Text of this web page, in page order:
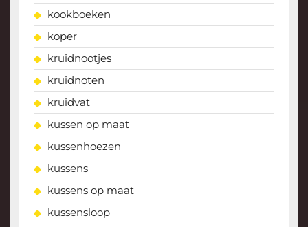
kookboeken
koper
kruidnootjes
kruidnoten
kruidvat
kussen op maat
kussenhoezen
kussens
kussens op maat
kussensloop